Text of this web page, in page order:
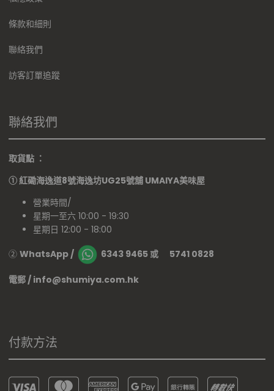
條款和細則
聯絡我們
訪客訂單追蹤
聯絡我們
取貨點 ：
①紅磡海逸道8號海逸坊UG25號舖 UMAIYA美味屋
營業時間/
星期一至六 10:00 - 19:30
星期日 12:00 - 18:00
② WhatsApp / 6343 9465 或 5741 0828
電郵 / info@shumiya.com.hk
付款方法